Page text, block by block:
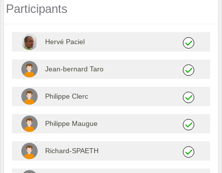
Participants
Hervé Paciel
Jean-bernard Taro
Philippe Clerc
Philippe Maugue
Richard-SPAETH